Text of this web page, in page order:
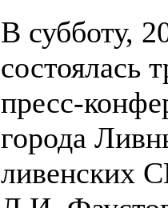
В субботу,
состоялась
пресс-
города
ливенских